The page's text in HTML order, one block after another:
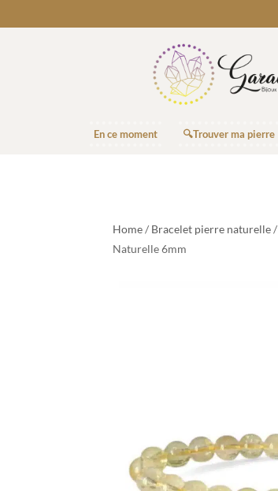
En ce moment 🔍Trouver ma pierre
Home/ Bracelet pierre naturelle/
Naturelle 6mm